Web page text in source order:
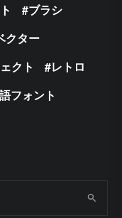
ブラシ
クター
クト
レトロ
フォント